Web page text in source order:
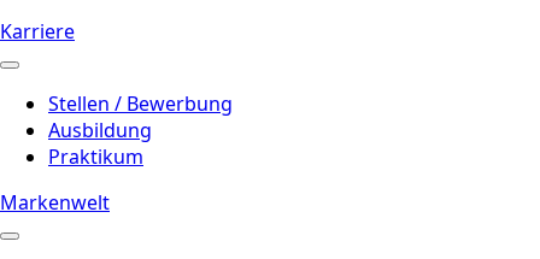
Karriere
Stellen / Bewerbung
Ausbildung
Praktikum
Markenwelt